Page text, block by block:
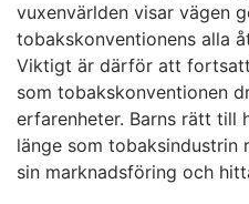
vuxenvärlden visar vägen
tobakskonventionens alla
Viktigt är därför att
som tobakskonventionen
erfarenheter. Barns rätt till
länge som
sin marknadsföring och